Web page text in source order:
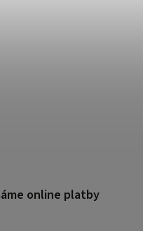
online platby